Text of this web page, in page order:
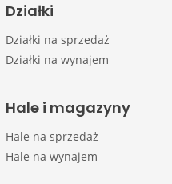
Działki
Działki na sprzedaż
Działki na wynajem
Hale i magazyny
Hale na sprzedaż
Hale na wynajem